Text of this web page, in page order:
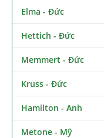
Elma - Đức
Hettich - Đức
Memmert - Đức
Kruss - Đức
Hamilton - Anh
Metone - Mỹ